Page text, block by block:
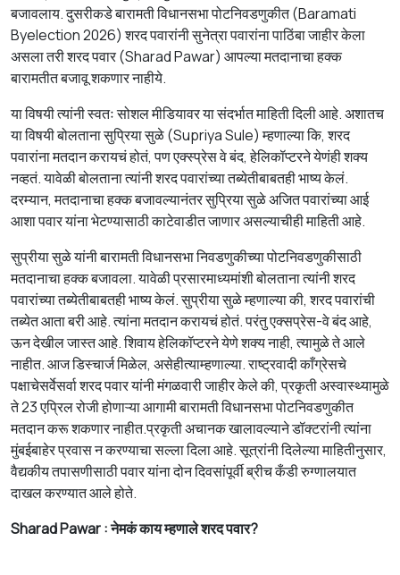
बजावलाय.दुसरीकडेबारामती विधानसभा पोटनिवडणुकीत (Baramati
Byelection 2026) शरद पवारांनीसुनेत्रा पवारांना पाठिंबाजाहीरकेला
असलातरीशरदपवार (Sharad Pawar) आपल्यामतदानाचाहक्क
बारामतीतबजावूशकणारनाहीये.
याविषयीत्यांनीस्वतःसोशलमीडियावरयासंदर्भातमाहितीदिलीआहे.अशातच
याविषयीबोलतानासुप्रियासुळे(Supriya Sule)म्हणाल्याकि, शरद
पवारांना मतदान करायचं होतं, पण एक्स्प्रेस वे बंद, हेलिकॉप्टरने येणंही शक्य
नव्हतं. यावेळी बोलताना त्यांनी शरद पवारांच्या तब्येतीबाबतही भाष्य केलं.
दरम्यान, मतदानाचाहक्कबजावल्यानंतरसुप्रिया सुळे अजित पवारांच्या आई
आशा पवार यांना भेटण्यासाठी काटेवाडीतजाणारअसल्याचीहीमाहितीआहे.
सुप्रीया सुळे यांनी बारामती विधानसभा निवडणुकीच्या पोटनिवडणुकीसाठी
मतदानाचा हक्क बजावला. यावेळीप्रसारमाध्यमांशीबोलतानात्यांनीशरद
पवारांच्या तब्येतीबाबतही भाष्य केलं. सुप्रीया सुळे म्हणाल्या की, शरद पवारांची
तब्येत आता बरी आहे. त्यांना मतदान करायचं होतं. परंतु एक्सप्रेस-वे बंद आहे,
ऊनदेखील जास्त आहे.शिवायहेलिकॉप्टरने येणे शक्य नाही, त्यामुळे ते आले
नाहीत. आज डिस्चार्ज मिळेल, असेहीत्याम्हणाल्या. राष्ट्रवादी काँग्रेसचे
पक्षाचेसर्वेसर्वाशरद पवार यांनी मंगळवारी जाहीर केले की, प्रकृती अस्वास्थ्यामुळे
ते 23 एप्रिल रोजी होणाऱ्या आगामी बारामती विधानसभा पोटनिवडणुकीत
मतदान करू शकणार नाहीत.प्रकृती अचानक खालावल्याने डॉक्टरांनी त्यांना
मुंबईबाहेर प्रवास न करण्याचा सल्ला दिला आहे. सूत्रांनी दिलेल्या माहितीनुसार,
वैद्यकीय तपासणीसाठी पवार यांना दोन दिवसांपूर्वी ब्रीच कँडी रुग्णालयात
दाखल करण्यात आले होते.
Sharad Pawar : नेमकंकायम्हणालेशरदपवार?